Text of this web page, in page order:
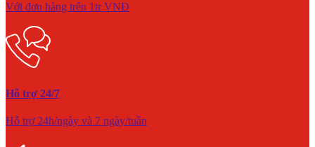
Với đơn hàng trên 1tr VNĐ
Hỗ trợ 24/7
Hỗ trợ 24h/ngày và 7 ngày/tuần